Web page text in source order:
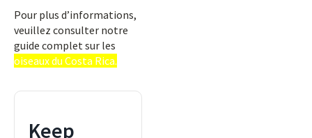
Pour plus d’informations,
veuillez consulter notre
guide complet sur les
oiseaux du Costa Rica.
Keep